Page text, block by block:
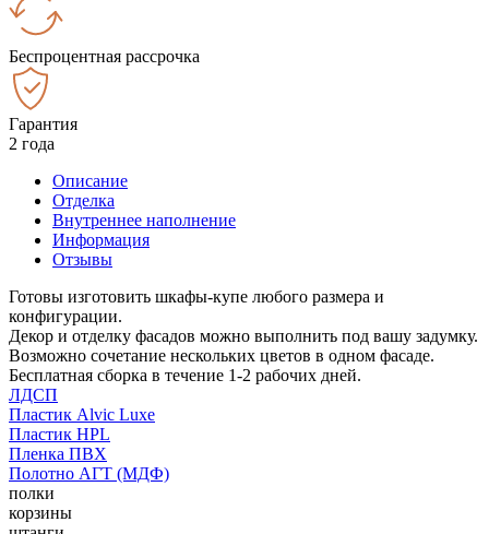
Беспроцентная рассрочка
Гарантия
2 года
Описание
Отделка
Внутреннее наполнение
Информация
Отзывы
Готовы изготовить шкафы-купе любого размера и
конфигурации.
Декор и отделку фасадов можно выполнить под вашу задумку.
Возможно сочетание нескольких цветов в одном фасаде.
Бесплатная сборка в течение 1-2 рабочих дней.
ЛДСП
Пластик Alvic Luxe
Пластик HPL
Пленка ПВХ
Полотно АГТ (МДФ)
полки
корзины